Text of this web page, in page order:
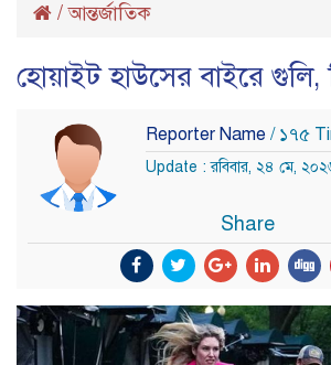
/আন্তর্জাতিক
হোয়াইট হাউসের বাইরে
Reporter Name / ১৭৫
Update : রবিবার, ২৪ মে,
Share